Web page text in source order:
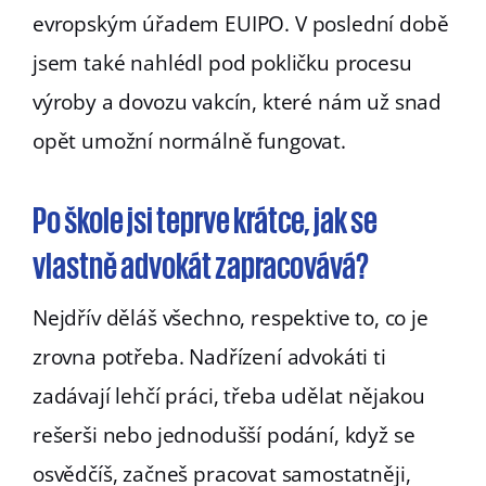
evropským úřadem EUIPO. V poslední době
jsem také nahlédl pod pokličku procesu
výroby a dovozu vakcín, které nám už snad
opět umožní normálně fungovat.
Po škole jsi teprve krátce, jak se
vlastně advokát zapracovává?
Nejdřív děláš všechno, respektive to, co je
zrovna potřeba. Nadřízení advokáti ti
zadávají lehčí práci, třeba udělat nějakou
rešerši nebo jednodušší podání, když se
osvědčíš, začneš pracovat samostatněji,